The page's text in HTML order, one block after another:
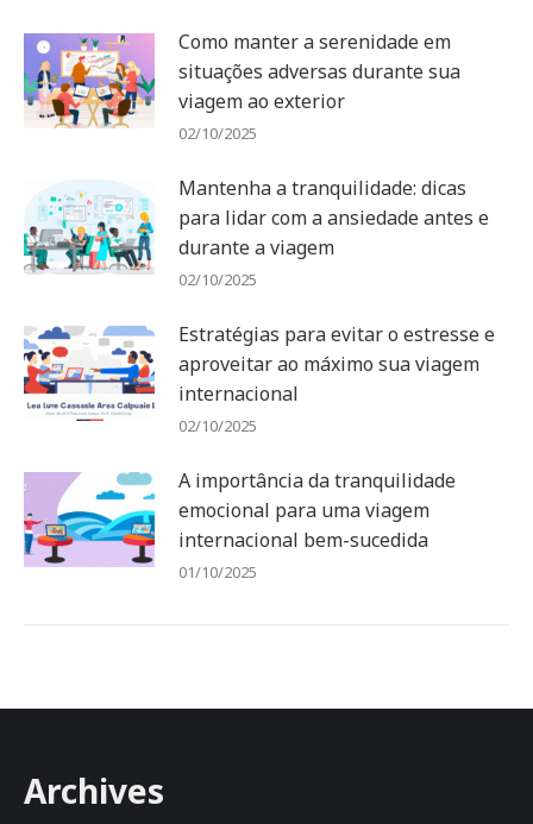
Como manter a serenidade em
situações adversas durante sua
viagem ao exterior
02/10/2025
Mantenha a tranquilidade: dicas
para lidar com a ansiedade antes e
durante a viagem
02/10/2025
Estratégias para evitar o estresse e
aproveitar ao máximo sua viagem
internacional
02/10/2025
A importância da tranquilidade
emocional para uma viagem
internacional bem-sucedida
01/10/2025
Archives